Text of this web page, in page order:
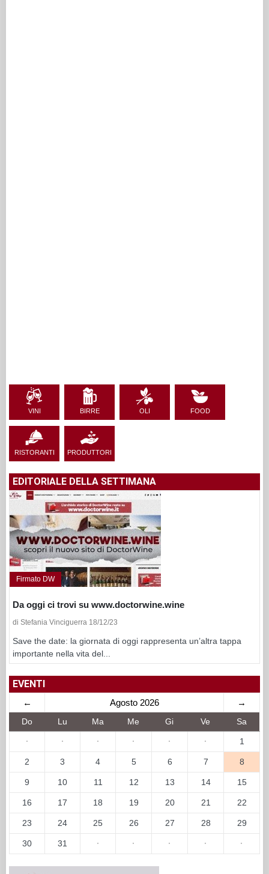
VINI BIRRE OLI FOOD
RISTORANTI PRODUTTORI
EDITORIALE DELLA SETTIMANA
Firmato DW
Da oggi ci trovi su www.doctorwine.wine
di Stefania Vinciguerra 18/12/23
Save the date: la giornata di oggi rappresenta un’altra tappa
importante nella vita del...
EVENTI
← Agosto 2026 →
Do Lu Ma Me Gi Ve Sa
· · · · · · 1
2 3 4 5 6 7 8
9 10 11 12 13 14 15
16 17 18 19 20 21 22
23 24 25 26 27 28 29
30 31 · · · · ·